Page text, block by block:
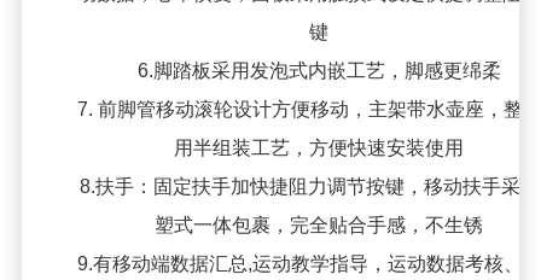
键
6.脚踏板采用发泡式内嵌工艺，脚感更绵柔
7. 前脚管移动滚轮设计方便移动，主架带水壶座，整
用半组装工艺，方便快速安装使用
8.扶手：固定扶手加快捷阻力调节按键，移动扶手采
塑式一体包裹，完全贴合手感，不生锈
9.有移动端数据汇总,运动教学指导，运动数据考核、